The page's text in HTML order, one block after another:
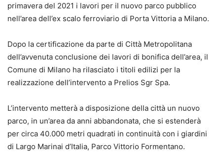
primavera del 2021 i lavori per il nuovo parco pubblico
nell’area dell’ex scalo ferroviario di Porta Vittoria a Milano.
Dopo la certificazione da parte di Città Metropolitana
dell’avvenuta conclusione dei lavori di bonifica dell’area, il
Comune di Milano ha rilasciato i titoli edilizi per la
realizzazione dell’intervento a Prelios Sgr Spa.
L’intervento metterà a disposizione della città un nuovo
parco, in un’area da anni abbandonata, che si estenderà
per circa 40.000 metri quadrati in continuità con i giardini
di Largo Marinai d’Italia, Parco Vittorio Formentano.